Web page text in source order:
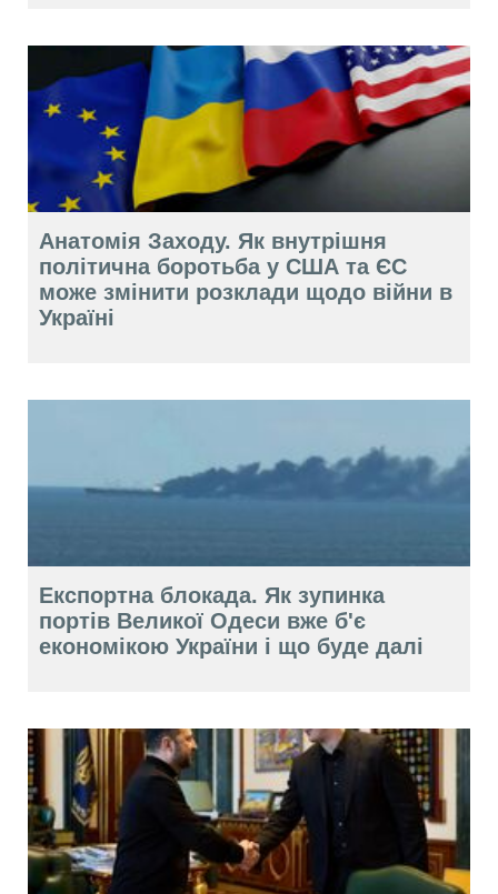
Анатомія Заходу. Як внутрішня
політична боротьба у США та ЄС
може змінити розклади щодо війни в
Україні
Експортна блокада. Як зупинка
портів Великої Одеси вже б'є
економікою України і що буде далі